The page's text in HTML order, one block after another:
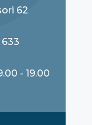
62
- 19.00